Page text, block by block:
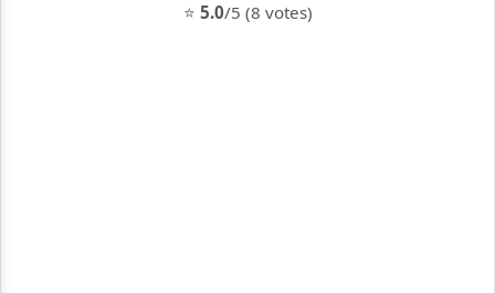
⭐ 5.0/5 (8 votes)